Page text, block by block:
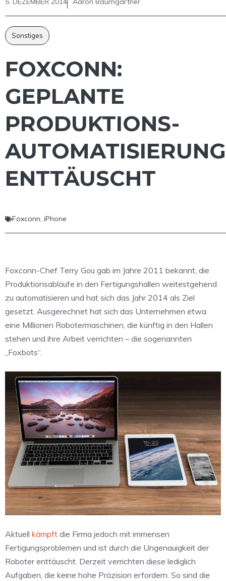
Sonstiges
FOXCONN:
GEPLANTE
PRODUKTIONS-
AUTOMATISIERUNG
ENTTÄUSCHT
Foxconn, iPhone
Foxconn-Chef Terry Gou gab im Jahre 2011 bekannt, die
Produktionsabläufe in den Fertigungshallen weitestgehend
zu automatisieren und hat sich das Jahr 2014 als Ziel
gesetzt. Ausgerechnet hat sich das Unternehmen etwa
eine Millionen Robotermaschinen, die künftig in den Hallen
stehen und ihre Arbeit verrichten – die sogenannten
„Foxbots“.
Aktuell kämpft die Firma jedoch mit immensen
Fertigungsproblemen und ist durch die Ungenauigkeit der
Roboter enttäuscht. Derzeit verrichten diese lediglich
Aufgaben, die keine hohe Präzision erfordern. So sind die